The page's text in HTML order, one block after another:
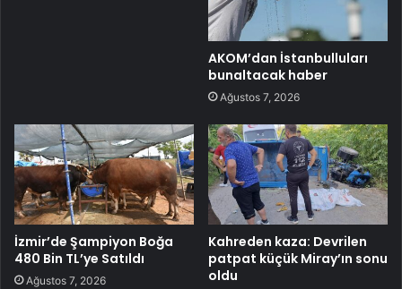
AKOM’dan İstanbulluları
bunaltacak haber
Ağustos 7, 2026
İzmir’de Şampiyon Boğa
480 Bin TL’ye Satıldı
Ağustos 7, 2026
Kahreden kaza: Devrilen
patpat küçük Miray’ın sonu
oldu